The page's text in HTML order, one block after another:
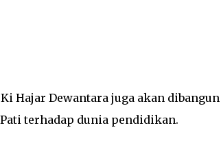
Hajar Dewantara juga akan
terhadap dunia pendidikan.